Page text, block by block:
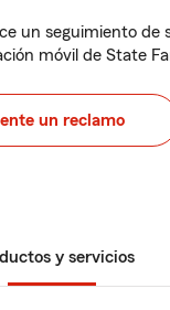
un seguimiento de
móvil de State
un reclamo
y servicios